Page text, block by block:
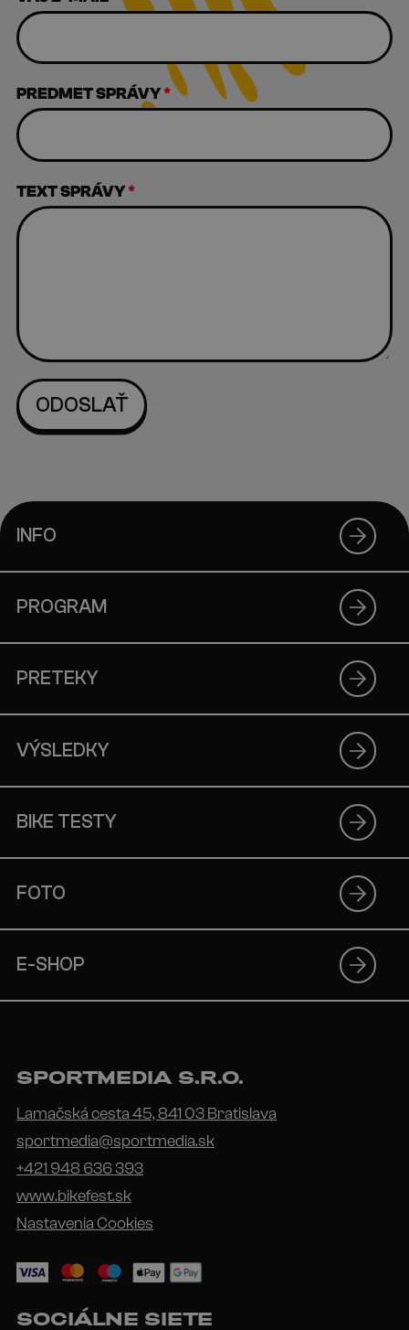
PREDMET SPRÁVY*
TEXT SPRÁVY*
INFO
PROGRAM
PRETEKY
VÝSLEDKY
BIKE TESTY
FOTO
E-SHOP
SPORTMEDIA S.R.O.
Lamačská cesta 45, 841 03 Bratislava
sportmedia@sportmedia.sk
+421 948 636 393
www.bikefest.sk
Nastavenia Cookies
SOCIÁLNE SIETE